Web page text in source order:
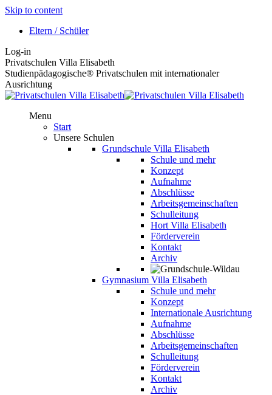
Skip to content
Eltern / Schüler
Log-in
Privatschulen Villa Elisabeth
Studienpädagogische® Privatschulen mit internationaler
Ausrichtung
Menu
Start
Unsere Schulen
Grundschule Villa Elisabeth
Schule und mehr
Konzept
Aufnahme
Abschlüsse
Arbeitsgemeinschaften
Schulleitung
Hort Villa Elisabeth
Förderverein
Kontakt
Archiv
Gymnasium Villa Elisabeth
Schule und mehr
Konzept
Internationale Ausrichtung
Aufnahme
Abschlüsse
Arbeitsgemeinschaften
Schulleitung
Förderverein
Kontakt
Archiv